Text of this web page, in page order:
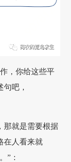
，你给这些平
吧，
那就是需要根据
在人看来就
”：